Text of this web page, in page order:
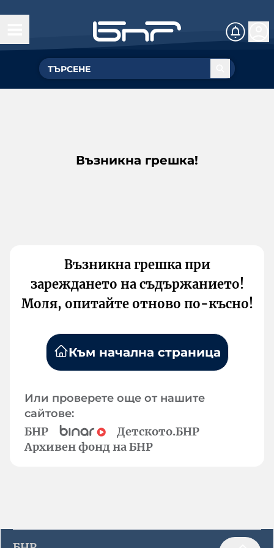
Възникна грешка!
Възникна грешка при
зареждането на съдържанието!
Моля, опитайте отново по-късно!
Към начална страница
Или проверете още от нашите
сайтове:
БНР
Детското.БНР
Архивен фонд на БНР